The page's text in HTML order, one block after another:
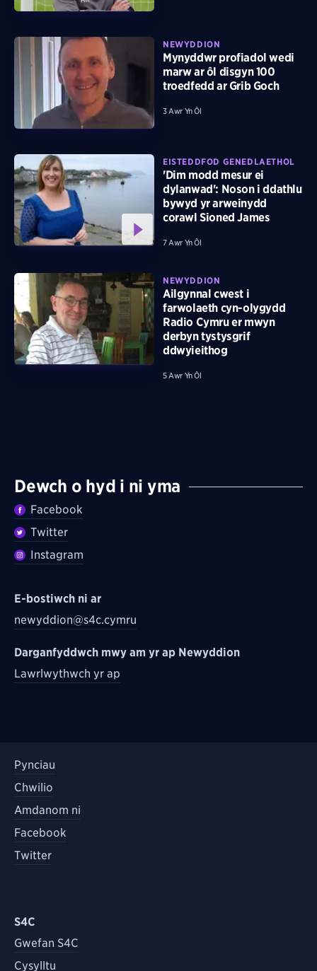
NEWYDDION
Mynyddwr profiadol wedi
marw ar ôl disgyn 100
troedfedd ar Grib Goch
3 Awr Yn Ôl
EISTEDDFOD GENEDLAETHOL
'Dim modd mesur ei
dylanwad': Noson i ddathlu
bywyd yr arweinydd
corawl Sioned James
7 Awr Yn Ôl
NEWYDDION
Ailgynnal cwest i
farwolaeth cyn-olygydd
Radio Cymru er mwyn
derbyn tystysgrif
ddwyieithog
5 Awr Yn Ôl
Dewch o hyd i ni yma
Facebook
Twitter
Instagram
E-bostiwch ni ar
newyddion@s4c.cymru
Darganfyddwch mwy am yr ap Newyddion
Lawrlwythwch yr ap
Pynciau
Chwilio
Amdanom ni
Facebook
Twitter
S4C
Gwefan S4C
Cysylltu